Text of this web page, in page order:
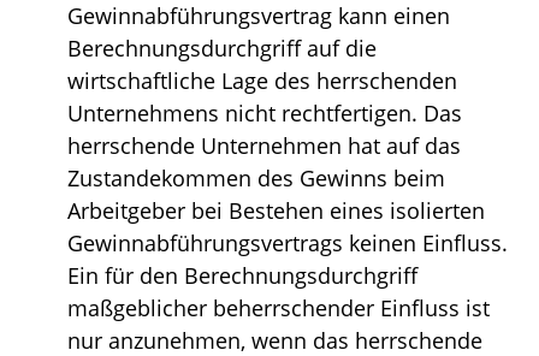
Gewinnabführungsvertrag kann einen
Berechnungsdurchgriff auf die
wirtschaftliche Lage des herrschenden
Unternehmens nicht rechtfertigen. Das
herrschende Unternehmen hat auf das
Zustandekommen des Gewinns beim
Arbeitgeber bei Bestehen eines isolierten
Gewinnabführungsvertrags keinen Einfluss.
Ein für den Berechnungsdurchgriff
maßgeblicher beherrschender Einfluss ist
nur anzunehmen, wenn das herrschende